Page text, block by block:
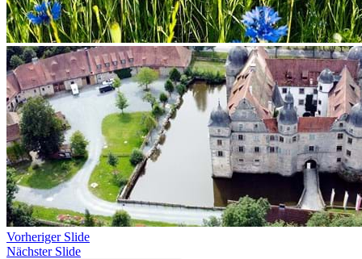
Vorheriger Slide
Nächster Slide